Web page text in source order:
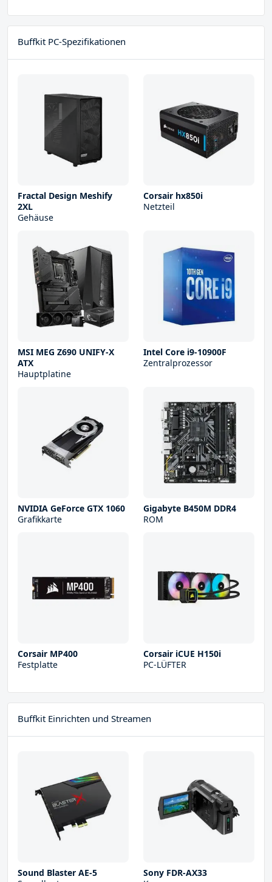
Buffkit PC-Spezifikationen
Fractal Design Meshify
2XL
Gehäuse
Corsair hx850i
Netzteil
MSI MEG Z690 UNIFY-X
ATX
Hauptplatine
Intel Core i9-10900F
Zentralprozessor
NVIDIA GeForce GTX 1060
Grafikkarte
Gigabyte B450M DDR4
ROM
Corsair MP400
Festplatte
Corsair iCUE H150i
PC-LÜFTER
Buffkit Einrichten und Streamen
Sound Blaster AE-5
Sony FDR-AX33